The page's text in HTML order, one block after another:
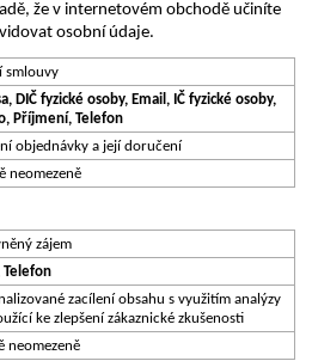
že v internetovém obchodě učiníte
osobní údaje.
smlouvy
DIČ fyzické osoby, Email, IČ fyzické osoby,
Příjmení, Telefon
objednávky a její doručení
neomezeně
zájem
Telefon
zacílení obsahu s využitím analýzy
ke zlepšení zákaznické zkušenosti
neomezeně